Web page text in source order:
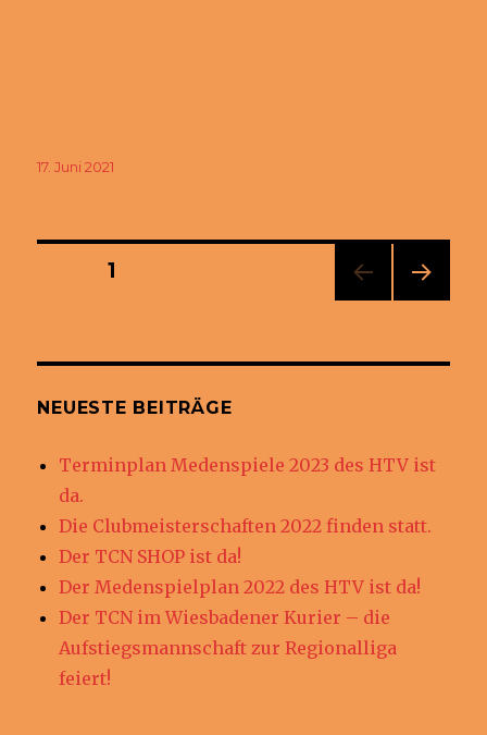
Veröffentlicht
17. Juni 2021
Seitennummerierung
Beiträge
SEITE1
E
NEUESTE BEITRÄGE
Terminplan Medenspiele 2023 des HTV ist
da.
Die Clubmeisterschaften 2022 finden statt.
Der TCN SHOP ist da!
Der Medenspielplan 2022 des HTV ist da!
Der TCN im Wiesbadener Kurier – die
Aufstiegsmannschaft zur Regionalliga
feiert!